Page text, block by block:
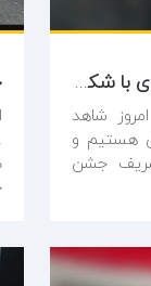
حضور علی خلیلی در مراسم پیاده روی با شکوه روز قدس
شاهد
هستیم و
شریف جشن